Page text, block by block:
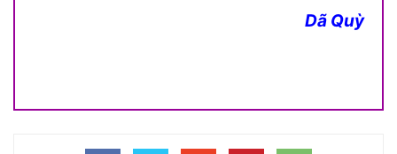
Dã Quỳ